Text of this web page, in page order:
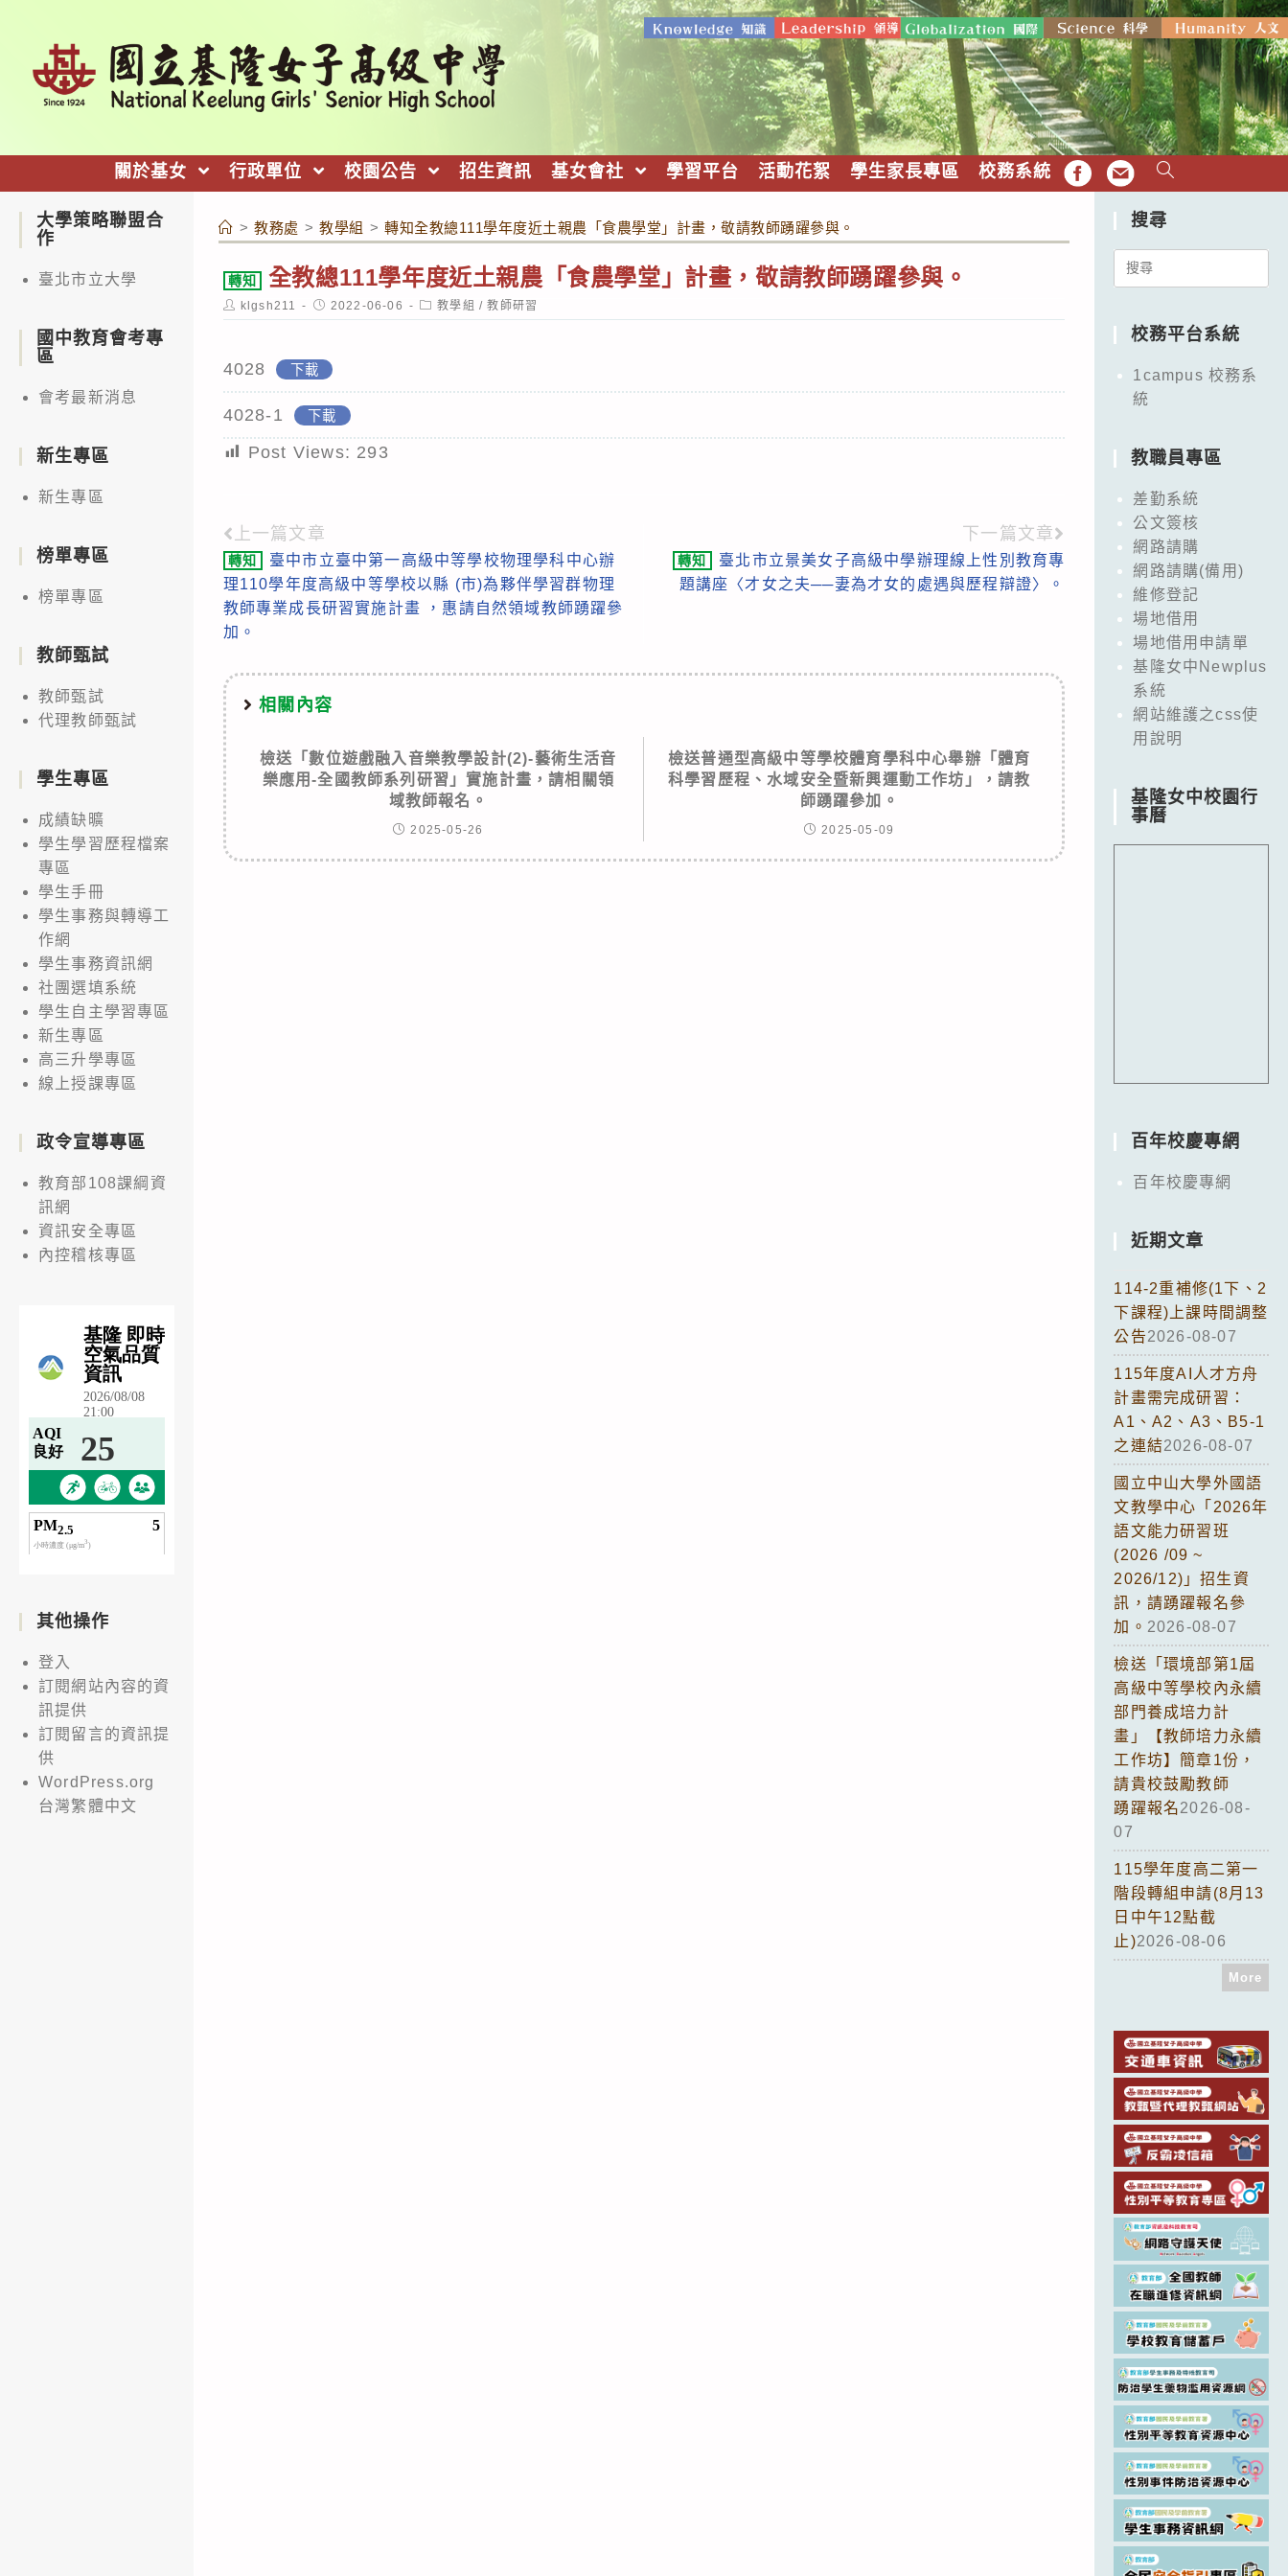
關於基女 行政單位 校園公告 招生資訊 基女會社 學習平台 活動花絮 學生家長專區 校務系統 FB EMAIL
> 教務處 > 教學組 > 轉知全教總111學年度近土親農「食農學堂」計畫，敬請教師踴躍參與。
轉知 全教總111學年度近土親農「食農學堂」計畫，敬請教師踴躍參與。
Post
author:
klgsh211
Post
published:
2022-06-06
Post
category:
教學組 / 教師研習
4028 下載
4028-1 下載
Post Views: 293
Read
more
articles
上一篇文章
轉知
臺中市立臺中第一高級中等學校物理學科中心辦
理110學年度高級中等學校以縣 (市)為夥伴學習群物理
教師專業成長研習實施計畫 ，惠請自然領域教師踴躍參
加。
下一篇文章
轉知
臺北市立景美女子高級中學辦理線上性別教育專
題講座〈才女之夫──妻為才女的處遇與歷程辯證〉。
相關內容
檢送「數位遊戲融入音樂教學設計(2)-藝術生活音
樂應用-全國教師系列研習」實施計畫，請相關領
域教師報名。
2025-05-26
檢送普通型高級中等學校體育學科中心舉辦「體育
科學習歷程、水域安全暨新興運動工作坊」，請教
師踴躍參加。
2025-05-09
大學策略聯盟合
作
臺北市立大學
國中教育會考專
區
會考最新消息
新生專區
新生專區
榜單專區
榜單專區
教師甄試
教師甄試
代理教師甄試
學生專區
成績缺曠
學生學習歷程檔案
專區
學生手冊
學生事務與轉導工
作網
學生事務資訊網
社團選填系統
學生自主學習專區
新生專區
高三升學專區
線上授課專區
政令宣導專區
教育部108課綱資
訊網
資訊安全專區
內控稽核專區
其他操作
登入
訂閱網站內容的資
訊提供
訂閱留言的資訊提
供
WordPress.org
台灣繁體中文
搜尋
Search
校務平台系統
1campus 校務系
統
教職員專區
差勤系統
公文簽核
網路請購
網路請購(備用)
維修登記
場地借用
場地借用申請單
基隆女中Newplus
系統
網站維護之css使
用說明
基隆女中校園行
事曆
百年校慶專網
百年校慶專網
近期文章
114-2重補修(1下、2
下課程)上課時間調整
公告2026-08-07
115年度AI人才方舟
計畫需完成研習：
A1、A2、A3、B5-1
之連結2026-08-07
國立中山大學外國語
文教學中心「2026年
語文能力研習班
(2026 /09 ~
2026/12)」招生資
訊，請踴躍報名參
加。 2026-08-07
檢送「環境部第1屆
高級中等學校內永續
部門養成培力計
畫」【教師培力永續
工作坊】簡章1份，
請貴校鼓勵教師
踴躍報名2026-08-
07
115學年度高二第一
階段轉組申請(8月13
日中午12點截
止)2026-08-06
More